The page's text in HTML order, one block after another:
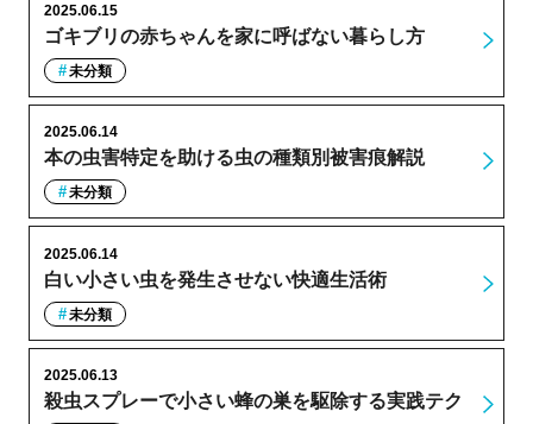
ゴキブリの赤ちゃんを家に呼ばない暮らし方
2025.06.15
未分類
本の虫害特定を助ける虫の種類別被害痕解説
2025.06.14
未分類
白い小さい虫を発生させない快適生活術
2025.06.14
未分類
殺虫スプレーで小さい蜂の巣を駆除する実践テク
2025.06.13